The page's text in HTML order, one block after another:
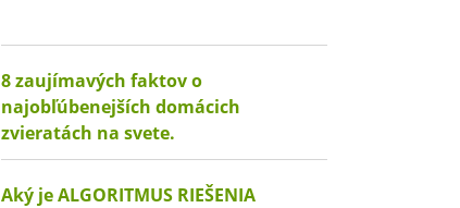
8 zaujímavých faktov o
najobľúbenejších domácich
zvieratách na svete.
Aký je ALGORITMUS RIEŠENIA